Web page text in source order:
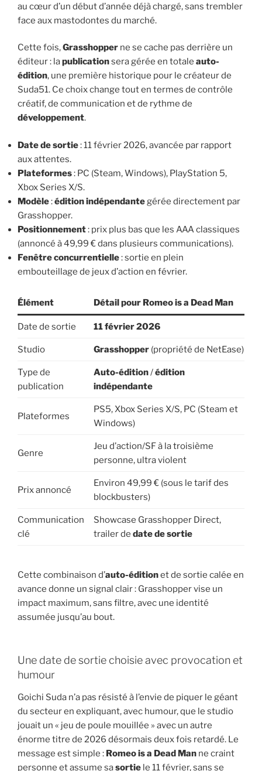
au cœur d’un début d’année déjà chargé, sans trembler
face aux mastodontes du marché.
Cette fois,Grasshopper ne se cache pas derrière un
éditeur : lapublicationsera gérée en totale auto-
édition, une première historique pour le créateur de
Suda51. Ce choix change tout en termes de contrôle
créatif, de communication et de rythme de
développement.
Date de sortie: 11 février 2026, avancée par rapport
aux attentes.
Plateformes: PC (Steam, Windows), PlayStation 5,
Xbox Series X/S.
Modèle:édition indépendantegérée directement par
Grasshopper.
Positionnement: prix plus bas que les AAA classiques
(annoncé à 49,99 € dans plusieurs communications).
Fenêtre concurrentielle: sortie en plein
embouteillage de jeux d’action en février.
Élément Détail pour Romeo is a Dead Man
Date de sortie 11 février 2026
Studio Grasshopper(propriété de NetEase)
Type de
publication
Auto-édition/édition
indépendante
Plateformes
PS5, Xbox Series X/S, PC (Steam et
Windows)
Genre
Jeu d’action/SF à la troisième
personne, ultra violent
Prix annoncé
Environ 49,99 € (sous le tarif des
blockbusters)
Communication
clé
Showcase Grasshopper Direct,
trailer de date de sortie
Cette combinaison d’auto-éditionet de sortie calée en
avance donne un signal clair : Grasshopper vise un
impact maximum, sans filtre, avec une identité
assumée jusqu’au bout.
Une date de sortie choisie avec provocation et
humour
Goichi Suda n’a pas résisté à l’envie de piquer le géant
du secteur en expliquant, avec humour, que le studio
jouait un « jeu de poule mouillée » avec un autre
énorme titre de 2026 désormais deux fois retardé. Le
message est simple : Romeo is a Dead Man ne craint
personne et assume sasortie le 11 février, sans se